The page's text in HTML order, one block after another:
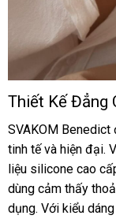
Vòng
dương
vật
SVAKOM
Benedict
Thiết Kế Đẳng
SVAKOM Benedict
tinh tếtiết
kiệm
và hiện đại.
liệu silicone cao
dùng cảm thấy
dụngbỏ
. Với kiểu